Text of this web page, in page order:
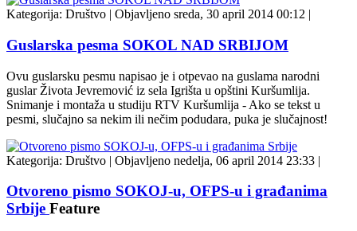
Kategorija: Društvo | Objavljeno sreda, 30 april 2014 00:12 |
Guslarska pesma SOKOL NAD SRBIJOM
Ovu guslarsku pesmu napisao je i otpevao na guslama narodni
guslar Života Jevremović iz sela Igrišta u opštini Kuršumlija.
Snimanje i montaža u studiju RTV Kuršumlija - Ako se tekst u
pesmi, slučajno sa nekim ili nečim podudara, puka je slučajnost!
Kategorija: Društvo | Objavljeno nedelja, 06 april 2014 23:33 |
Otvoreno pismo SOKOJ-u, OFPS-u i građanima
Srbije Feature